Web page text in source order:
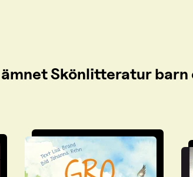
Skönlitteratur barn